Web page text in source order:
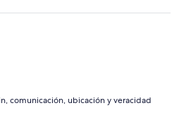
comunicación, ubicación y veracidad